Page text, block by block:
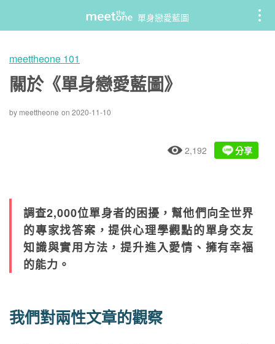
單身戀愛藍圖
meettheone 101
關於《單身戀愛藍圖》
by meettheone on 2020-11-10
2,192 分享
調查2,000位單身者的困擾，幫他們向全世界
的專家找答案，提供心理學觀點的單身交友
知識與實用方法，提升進入愛情、擁有幸福
的能力。
我們對兩性文章的觀察